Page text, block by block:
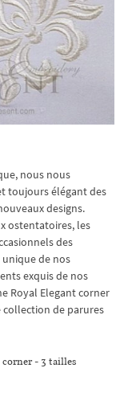
nous nous
toujours élégant des
designs.
ostentatoires, les
des
de nos
exquis de nos
Royal Elegant corner
de parures
- 3 tailles